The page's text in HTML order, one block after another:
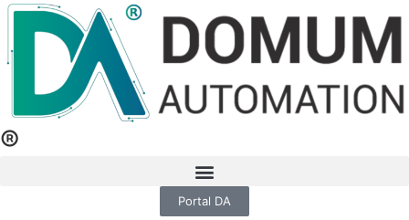
®
Portal DA